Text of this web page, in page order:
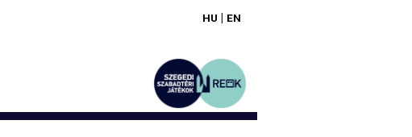
HU | EN